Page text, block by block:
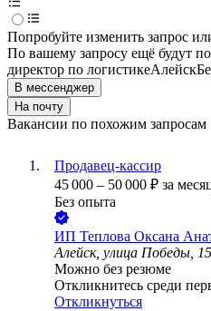
Попробуйте изменить запрос
По вашему запросу ещё будут
директор по логистикеАлейск
В мессенджер
На почту
Вакансии по похожим запросам
Продавец-кассир
45 000 – 50 000 ₽ за
Без опыта
ИП Теплова Оксана
Алейск, улица Победы,
Можно без резюме
Откликнитесь среди
Откликнуться